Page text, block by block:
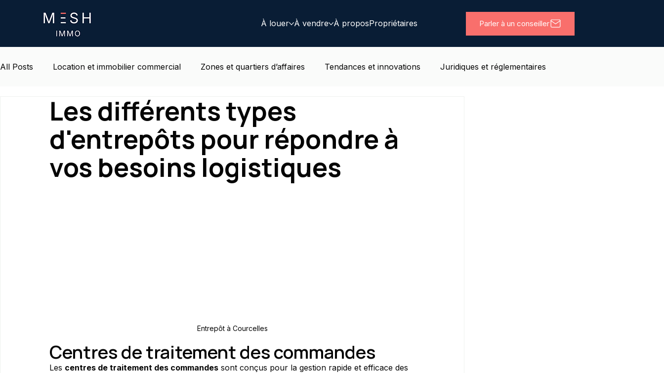
À louer À vendre À proposPropriétaires Parler à un conseiller
All Posts Location et immobilier commercial Zones et quartiers d’affaires Tendances et innovations Juridiques et réglementaires
Certifications et Normes ESG Vie et environnement au travail Actualités immobilières Belge
Les différents types
d'entrepôts pour répondre à
vos besoins logistiques
Entrepôt à Courcelles
Centres de traitement des commandes
Les centres de traitement des commandes sont conçus pour la gestion rapide et efficace des